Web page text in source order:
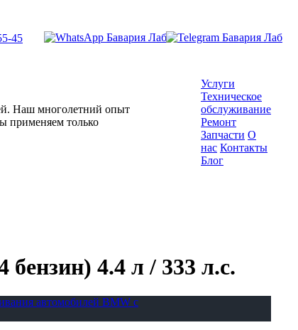
45
Наш многолетний опыт
применяем только
Услуги
Техническое
обслуживание
Ремонт
Запчасти О
нас Контакты
Блог
4.4 л / 333 л.с.
автомобилей BMW с